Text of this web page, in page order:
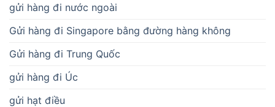
gửi hàng đi nước ngoài
Gửi hàng đi Singapore bằng đường hàng không
Gửi hàng đi Trung Quốc
gửi hàng đi Úc
gửi hạt điều